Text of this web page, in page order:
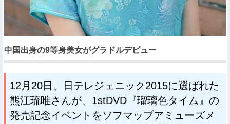
中国出身の9等身美女がグラドルデビュー
12月20日、日テレジェニック2015に選ばれた
熊江琉唯さんが、1stDVD『瑠璃色タイム』の
発売記念イベントをソフマップアミューズメ